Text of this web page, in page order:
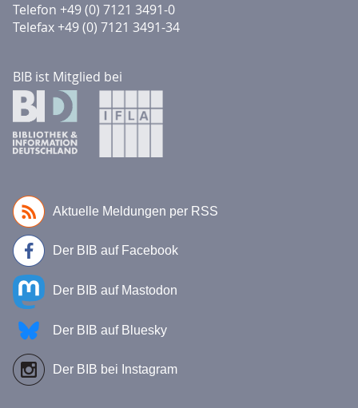
BIB ist Mitglied bei
Telefon +49 (0) 7121 3491-0
Telefax +49 (0) 7121 3491-34
Aktuelle Meldungen per RSS
Der BIB auf Facebook
Der BIB auf Mastodon
Der BIB auf Bluesky
Der BIB bei Instagram